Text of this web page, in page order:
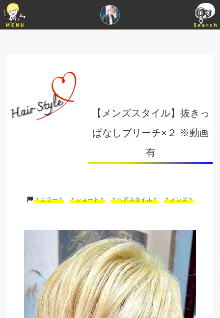
【メンズスタイル】抜きっ
ぱなしブリーチ×２ ※動画
有
＊カラー＊ ＊ショート＊ ＊ヘアスタイル＊ ＊メンズ＊